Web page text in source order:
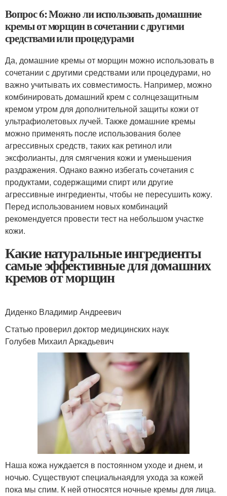
Вопрос 6: Можно ли использовать домашние
кремы от морщин в сочетании с другими
средствами или процедурами
Да, домашние кремы от морщин можно использовать в
сочетании с другими средствами или процедурами, но
важно учитывать их совместимость. Например, можно
комбинировать домашний крем с солнцезащитным
кремом утром для дополнительной защиты кожи от
ультрафиолетовых лучей. Также домашние кремы
можно применять после использования более
агрессивных средств, таких как ретинол или
эксфолианты, для смягчения кожи и уменьшения
раздражения. Однако важно избегать сочетания с
продуктами, содержащими спирт или другие
агрессивные ингредиенты, чтобы не пересушить кожу.
Перед использованием новых комбинаций
рекомендуется провести тест на небольшом участке
кожи.
Какие натуральные ингредиенты
самые эффективные для домашних
кремов от морщин
Диденко Владимир Андреевич
Статью проверил доктор медицинских наук
Голубев Михаил Аркадьевич
Наша кожа нуждается в постоянном уходе и днем, и
ночью. Существуют специальнаядля ухода за кожей
пока мы спим. К ней относятся ночные кремы для лица.